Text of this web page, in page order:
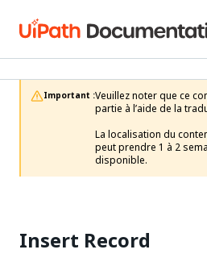
Important :Veuillez noter que ce
partie à l’aide de la
La localisation du
peut prendre 1 à 2
disponible.
Insert Record